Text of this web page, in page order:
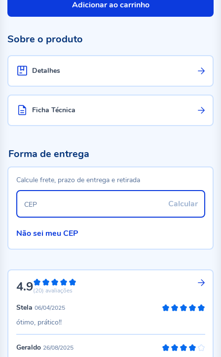
Adicionar ao carrinho
Sobre o produto
Detalhes
Ficha Técnica
4.998%
(20) avaliações
Stela 06/04/2025
ótimo, prático!!
Geraldo 26/08/2025
Forma de entrega
Calcule frete, prazo de entrega e retirada
Calcular
CEP
Não sei meu CEP